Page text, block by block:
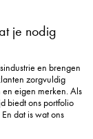
je nodig
en brengen
zorgvuldig
eigen merken. Als
biedt ons portfolio
dat is wat ons